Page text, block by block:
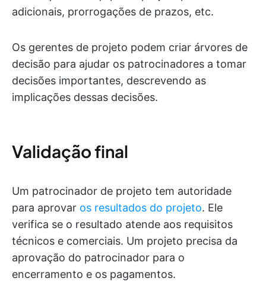
adicionais, prorrogações de prazos, etc.
Os gerentes de projeto podem criar árvores de
decisão para ajudar os patrocinadores a tomar
decisões importantes, descrevendo as
implicações dessas decisões.
Validação final
Um patrocinador de projeto tem autoridade
para aprovar os resultados do projeto. Ele
verifica se o resultado atende aos requisitos
técnicos e comerciais. Um projeto precisa da
aprovação do patrocinador para o
encerramento e os pagamentos.